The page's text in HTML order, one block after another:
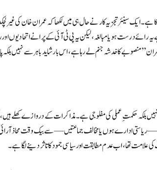
سینئر تجزیہ کار نے حال ہی میں لکھا کہ عمران خان کی غیر
درست ہو یا مبالغہ، لیکن یہ پی ٹی آئی کے پرانے اتحادیوں
منصوبے کا خدشہ جنم لے رہا ہے، اس بار شاید باہر سے نہیں
بلکہ حکمتِ عملی کی مفلوجی ہے۔ مذاکرات کے دروازے کھلے
— ریاستی ادارے ہوں یا مخالف جماعتیں — سے بیک وقت محاذ
علامت تھا، اب عدم مطابقت اور سیاسی جمود کا تاثر دینے لگا ہے۔